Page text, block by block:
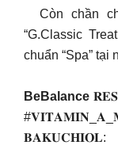
Còn chần
“G.Classic
chuẩn “Spa” tại
BeBalance
𝐁𝐀𝐊𝐔𝐂𝐇𝐈𝐎𝐋: